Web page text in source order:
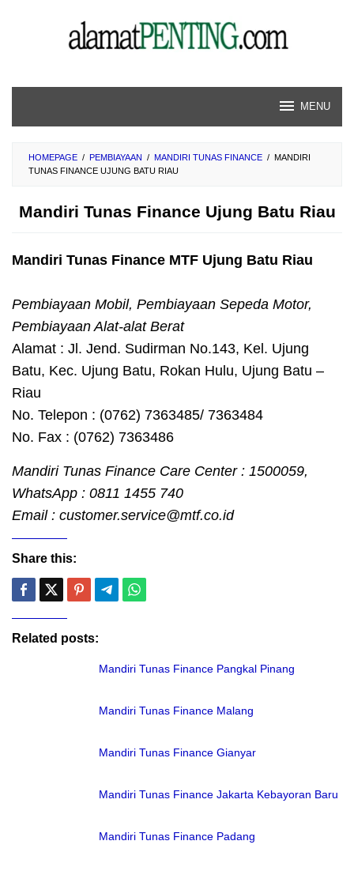
MENU
HOMEPAGE / PEMBIAYAAN / MANDIRI TUNAS FINANCE / MANDIRI
TUNAS FINANCE UJUNG BATU RIAU
Mandiri Tunas Finance Ujung Batu Riau
Mandiri Tunas Finance MTF Ujung Batu Riau
Pembiayaan Mobil, Pembiayaan Sepeda Motor,
Pembiayaan Alat-alat Berat
Alamat : Jl. Jend. Sudirman No.143, Kel. Ujung
Batu, Kec. Ujung Batu, Rokan Hulu, Ujung Batu –
Riau
No. Telepon : (0762) 7363485/ 7363484
No. Fax : (0762) 7363486
Mandiri Tunas Finance Care Center : 1500059,
WhatsApp : 0811 1455 740
Email : customer.service@mtf.co.id
Share this:
Related posts:
Mandiri Tunas Finance Pangkal Pinang
Mandiri Tunas Finance Malang
Mandiri Tunas Finance Gianyar
Mandiri Tunas Finance Jakarta Kebayoran Baru
Mandiri Tunas Finance Padang